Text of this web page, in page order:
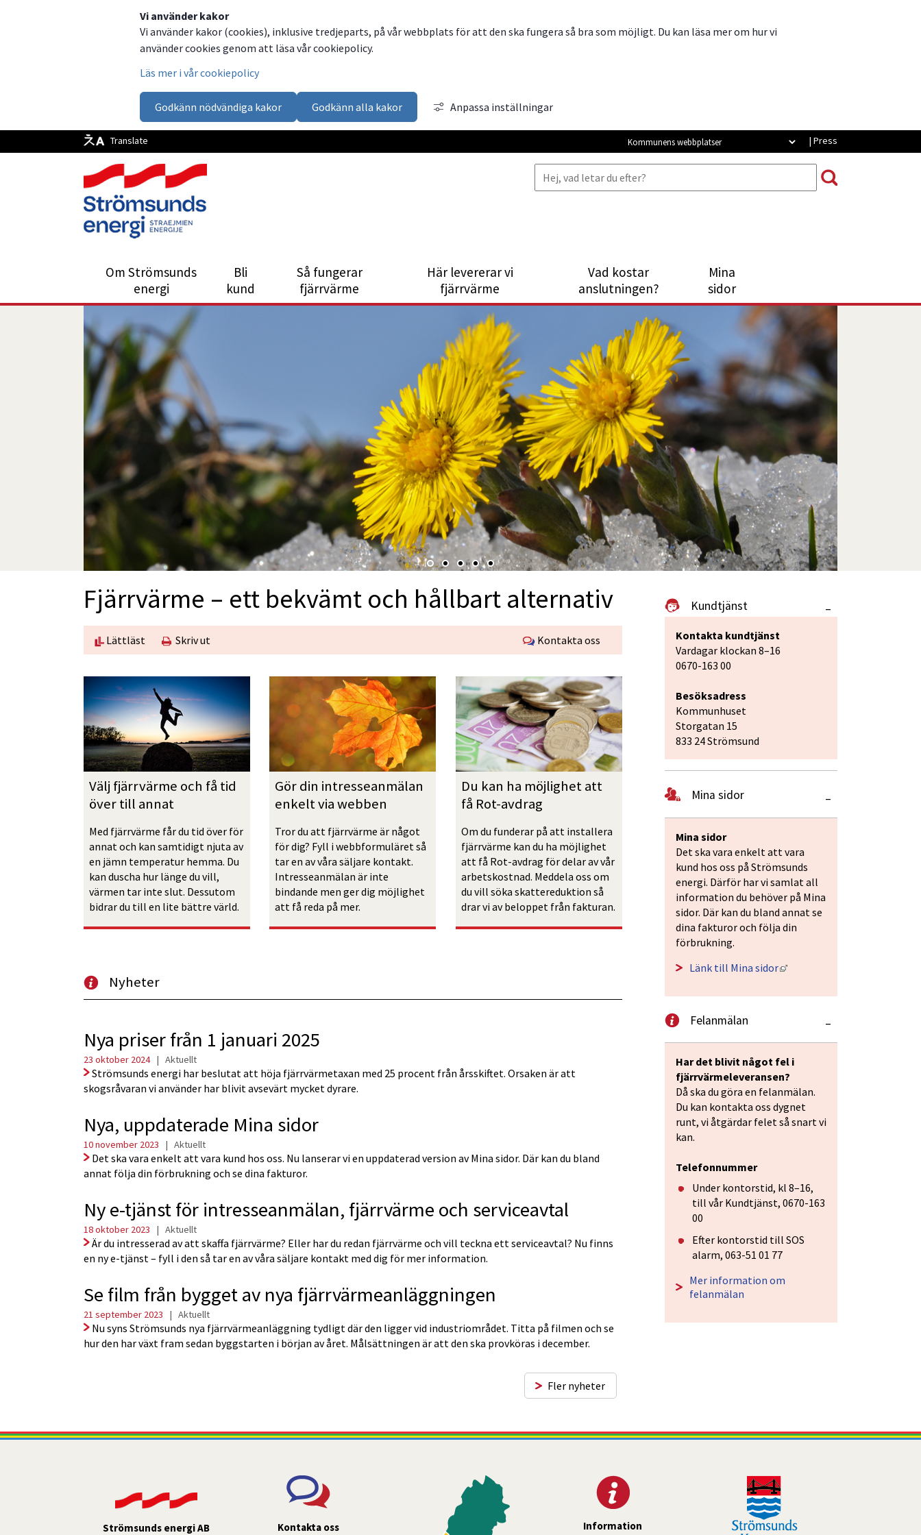
Vi använder kakor
Vi använder kakor (cookies), inklusive tredjeparts, på vår webbplats för att den ska fungera så bra som möjligt. Du kan läsa mer om hur vi
använder cookies genom att läsa vår cookiepolicy.
Läs mer i vår cookiepolicy
Godkänn nödvändiga kakor Godkänn alla kakor Anpassa inställningar
Translate | Press
Strömsunds webbplatser
Om Strömsunds
energi
Bli
kund
Så fungerar
fjärrvärme
Här levererar vi
fjärrvärme
Vad kostar
anslutningen?
Mina
sidorLänk till annan webbplats,
Fjärrvärme – ett bekvämt och hållbart alternativ
Lättläst Skriv ut Kontakta oss
Välj fjärrvärme och få tid
över till annat
Med fjärrvärme får du tid över för
annat och kan samtidigt njuta av
en jämn temperatur hemma. Du
kan duscha hur länge du vill,
värmen tar inte slut. Dessutom
bidrar du till en lite bättre värld.
Gör din intresseanmälan
enkelt via webben
Tror du att fjärrvärme är något
för dig? Fyll i webbformuläret så
tar en av våra säljare kontakt.
Intresseanmälan är inte
bindande men ger dig möjlighet
att få reda på mer.
Du kan ha möjlighet att
få Rot-avdrag
Om du funderar på att installera
fjärrvärme kan du ha möjlighet
att få Rot-avdrag för delar av vår
arbetskostnad. Meddela oss om
du vill söka skattereduktion så
drar vi av beloppet från fakturan.
Nyheter
Nya priser från 1 januari 2025
23 oktober 2024 | Aktuellt
Strömsunds energi har beslutat att höja fjärrvärmetaxan med 25 procent från årsskiftet. Orsaken är att
skogsråvaran vi använder har blivit avsevärt mycket dyrare.
Nya, uppdaterade Mina sidor
10 november 2023 | Aktuellt
Det ska vara enkelt att vara kund hos oss. Nu lanserar vi en uppdaterad version av Mina sidor. Där kan du bland
annat följa din förbrukning och se dina fakturor.
Ny e-tjänst för intresseanmälan, fjärrvärme och serviceavtal
18 oktober 2023 | Aktuellt
Är du intresserad av att skaffa fjärrvärme? Eller har du redan fjärrvärme och vill teckna ett serviceavtal? Nu finns
en ny e-tjänst – fyll i den så tar en av våra säljare kontakt med dig för mer information.
Se film från bygget av nya fjärrvärmeanläggningen
21 september 2023 | Aktuellt
Nu syns Strömsunds nya fjärrvärmeanläggning tydligt där den ligger vid industriområdet. Titta på filmen och se
hur den har växt fram sedan byggstarten i början av året. Målsättningen är att den ska provköras i december.
Fler nyheter
Kundtjänst –
Kontakta kundtjänst
Vardagar klockan 8–16
0670-163 00
Besöksadress
Kommunhuset
Storgatan 15
833 24 Strömsund
Mina sidor –
Mina sidor
Det ska vara enkelt att vara
kund hos oss på Strömsunds
energi. Därför har vi samlat all
information du behöver på Mina
sidor. Där kan du bland annat se
dina fakturor och följa din
förbrukning.
Länk till Mina sidor Länk till annan webbplats,
Felanmälan –
Har det blivit något fel i
fjärrvärmeleveransen?
Då ska du göra en felanmälan.
Du kan kontakta oss dygnet
runt, vi åtgärdar felet så snart vi
kan.
Telefonnummer
Under kontorstid, kl 8–16,
till vår Kundtjänst, 0670-163
00
Efter kontorstid till SOS
alarm, 063-51 01 77
Mer information om
felanmälan
Strömsunds energi AB Kontakta oss Information